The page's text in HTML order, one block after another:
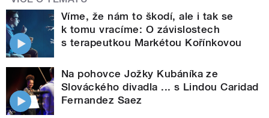
Víme, že nám to škodí, ale i tak se
k tomu vracíme: O závislostech
s terapeutkou Markétou Kořínkovou
Na pohovce Jožky Kubáníka ze
Slováckého divadla ... s Lindou Caridad
Fernandez Saez